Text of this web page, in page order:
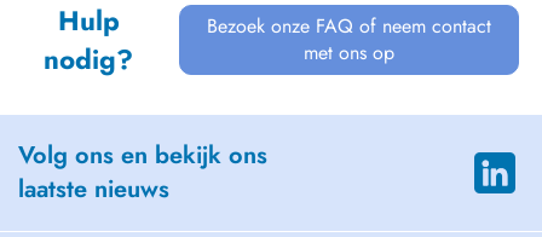
Hulp
nodig?
Bezoek onze FAQ of neem contact
met ons op
Volg ons en bekijk ons
laatste nieuws